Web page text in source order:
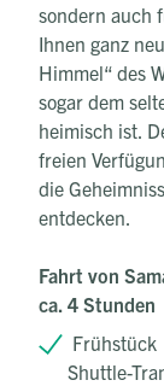
sondern auch
Ihnen ganz
Himmel“ des
sogar dem
heimisch ist.
freien
die
entdecken.
Fahrt von
ca. 4 Stunden
Frühstück
Shuttle-